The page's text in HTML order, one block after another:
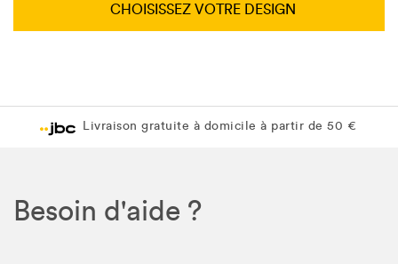
CHOISISSEZ VOTRE DESIGN
Livraison gratuite à domicile à partir de 50 €
Besoin d'aide ?